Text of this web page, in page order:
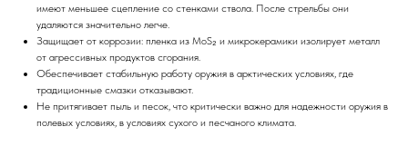
имеют меньшее сцепление со стенками ствола. После стрельбы они
удаляются значительно легче.
Защищает от коррозии: пленка из MoS₂ и микрокерамики изолирует металл
от агрессивных продуктов сгорания.
Обеспечивает стабильную работу оружия в арктических условиях, где
традиционные смазки отказывают.
Не притягивает пыль и песок, что критически важно для надежности оружия в
полевых условиях, в условиях сухого и песчаного климата.